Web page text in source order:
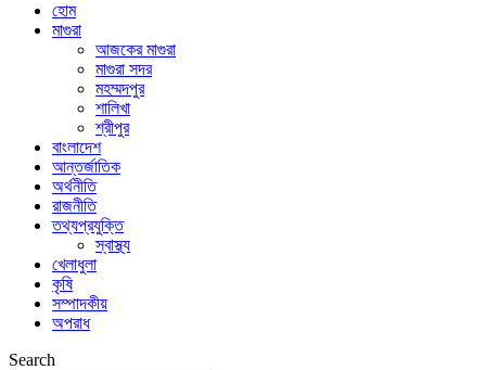
হোম
মাগুরা
আজকের মাগুরা
মাগুরা সদর
মহম্মদপুর
শালিখা
শ্রীপুর
বাংলাদেশ
আন্তর্জাতিক
অর্থনীতি
রাজনীতি
তথ্যপ্রযুক্তি
স্বাস্থ্য
খেলাধুলা
কৃষি
সম্পাদকীয়
অপরাধ
Search